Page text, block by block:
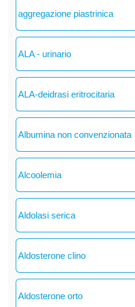
aggregazione piastrinica
ALA - urinario
ALA-deidrasi eritrocitaria
Albumina non convenzionata
Alcoolemia
Aldolasi serica
Aldosterone clino
Aldosterone orto